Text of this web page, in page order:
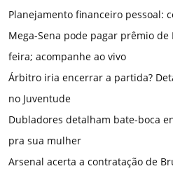
Planejamento financeiro pessoal:
Mega-Sena pode pagar prêmio
feira; acompanhe ao vivo
Árbitro iria encerrar a partida?
no Juventude
Dubladores detalham bate-boca
pra sua mulher
Arsenal acerta a contratação de